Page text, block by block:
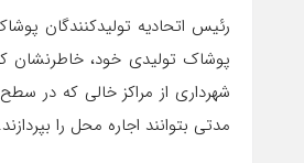
رئیس اتحادیه تولیدکنندگان
پوشاک تولیدی خود، خاطرنشان
شهرداری از مراکز خالی که در
مدتی بتوانند اجاره محل را بپردازند.